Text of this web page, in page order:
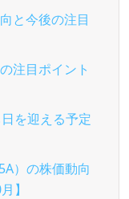
と今後の注目
注目ポイント
を迎える予定
）の株価動向
】